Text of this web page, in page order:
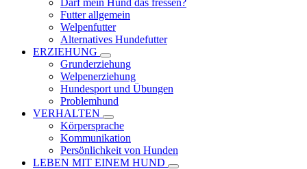
Darf mein Hund das fressen?
Futter allgemein
Welpenfutter
Alternatives Hundefutter
ERZIEHUNG
Grunderziehung
Welpenerziehung
Hundesport und Übungen
Problemhund
VERHALTEN
Körpersprache
Kommunikation
Persönlichkeit von Hunden
LEBEN MIT EINEM HUND